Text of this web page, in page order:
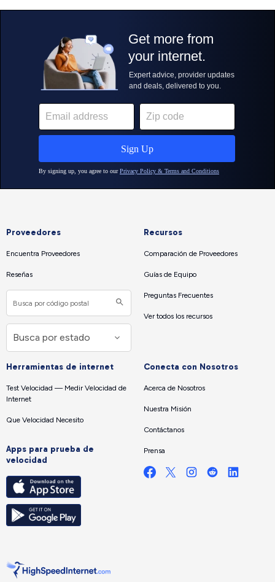
Proveedores
Encuentra Proveedores
Reseñas
Recursos
Comparación de Proveedores
Guías de Equipo
Preguntas Frecuentes
Ver todos los recursos
Herramientas de internet
Test Velocidad — Medir Velocidad de
Internet
Que Velocidad Necesito
Apps para prueba de
velocidad
Conecta con Nosotros
Acerca de Nosotros
Nuestra Misión
Contáctanos
Prensa